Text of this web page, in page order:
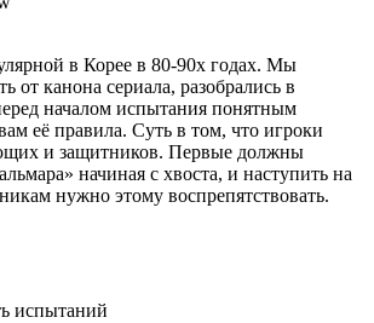
в Корее в 80-90х годах. Мы
от канона сериала, разобрались в
началом испытания понятным
её правила. Суть в том, что игроки
и защитников. Первые должны
начиная с хвоста, и наступить на
нужно этому воспрепятствовать.
испытаний